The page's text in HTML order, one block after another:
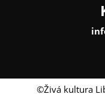
©Živá kultura